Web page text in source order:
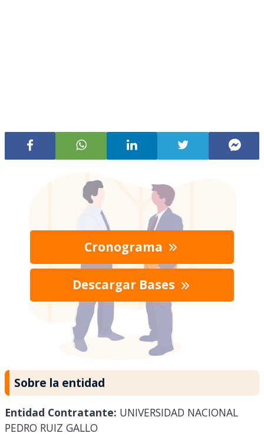
Cronograma
Descargar Bases
Sobre la entidad
Entidad Contratante: UNIVERSIDAD NACIONAL
PEDRO RUIZ GALLO